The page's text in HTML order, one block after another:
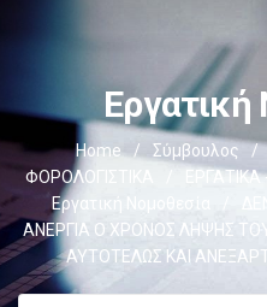
Home / Σύμβουλος /
ΦΟΡΟΛΟΓΙΣΤΙΚΑ
Εργατική Νομοθεσία
ΑΝΕΡΓΙΑ Ο ΧΡΟΝΟΣ ΛΗΨΗΣ
ΑΥΤΟΤΕΛΩΣ ΚΑΙ